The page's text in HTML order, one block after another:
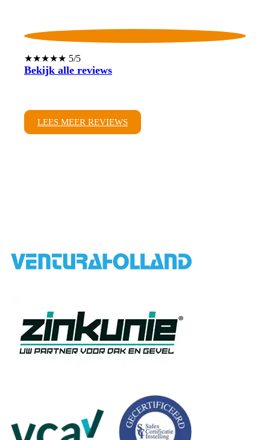
★★★★★ 5/5
Bekijk alle reviews
LEES MEER REVIEWS